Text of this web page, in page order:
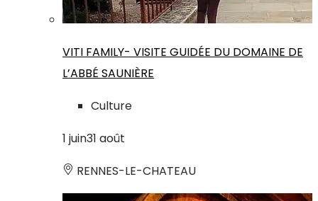
VITI FAMILY- VISITE GUIDÉE DU DOMAINE DE
L’ABBÉ SAUNIÈRE
Culture
1 juin31 août
RENNES-LE-CHATEAU